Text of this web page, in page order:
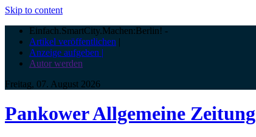
Skip to content
Einfach.SmartCity.Machen:Berlin! -
Artikel veröffentlichen |
Anzeige aufgeben |
Autor werden
Freitag, 07. August 2026
Pankower Allgemeine Zeitung